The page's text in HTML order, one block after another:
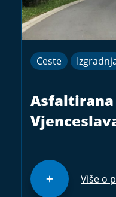
Ceste
Asfaltirana
Više o